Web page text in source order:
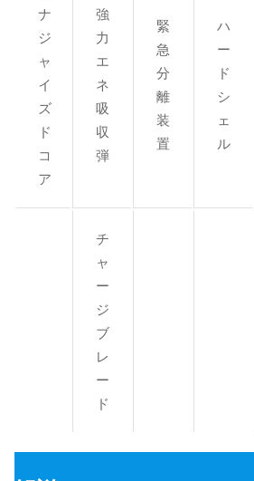
ナ
ジ
ャ
イ
ズ
ド
コ
ア
強
力
エ
ネ
吸
収
弾
緊
急
分
離
装
置
ハ
ー
ド
シ
ェ
ル
チ
ャ
ー
ジ
ブ
レ
ー
ド